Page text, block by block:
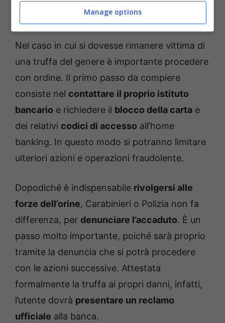
una truffa bancaria – museosannasassari.it
Nel caso in cui si dovesse rimanere vittima di
una truffa del genere è importante procedere
con ordine. Il primo passo da compiere
consiste nel contattare il proprio istituto
bancario e richiedere il blocco della carta e
dei relativi codici di accesso all’home
banking. In questo modo si potranno limitare
ulteriori azioni e operazioni fraudolente.
Dopodiché è indispensabile rivolgersi alle
forze dell’orine, Carabinieri o Polizia non fa
differenza, per denunciare l’accaduto. È un
passo molto importante, poiché sarà proprio
tramite la denuncia che si potrà procedere
con le azioni successive. Attestata
formalmente la truffa ai propri danni, infatti,
l’utente dovrà presentare un reclamo
ufficiale alla banca.
Manage options